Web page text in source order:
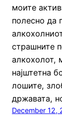
моите
полесно да
страшните
алкохолот,
најштетна
лошите,
државата,
December 12,